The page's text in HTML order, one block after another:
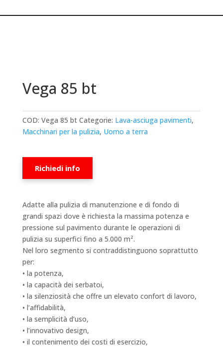
Vega 85 bt
COD: Vega 85 bt Categorie: Lava-asciuga pavimenti,
Macchinari per la pulizia, Uomo a terra
Richiedi info
Adatte alla pulizia di manutenzione e di fondo di
grandi spazi dove è richiesta la massima potenza e
pressione sul pavimento durante le operazioni di
pulizia su superfici fino a 5.000 m².
Nel loro segmento si contraddistinguono soprattutto
per:
• la potenza,
• la capacità dei serbatoi,
• la silenziosità che offre un elevato confort di lavoro,
• l’affidabilità,
• la semplicità d’uso,
• l’innovativo design,
• il contenimento dei costi di esercizio,